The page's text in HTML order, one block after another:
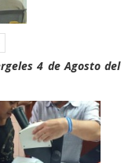
4 de Agosto del